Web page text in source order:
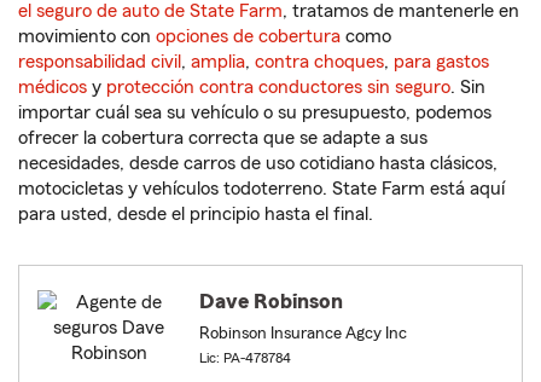
el seguro de auto de State Farm, tratamos de mantenerle en
movimiento con opciones de cobertura como
responsabilidad civil , amplia, contra choques, para gastos
médicos y protección contra conductores sin seguro. Sin
importar cuál sea su vehículo o su presupuesto, podemos
ofrecer la cobertura correcta que se adapte a sus
necesidades, desde carros de uso cotidiano hasta clásicos,
motocicletas y vehículos todoterreno. State Farm está aquí
para usted, desde el principio hasta el final.
Dave Robinson
Robinson Insurance Agcy Inc
Lic: PA-478784